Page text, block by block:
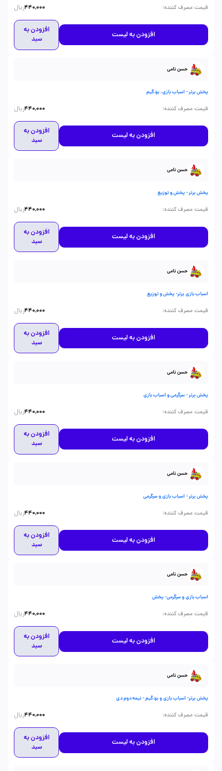
قیمت مصرف کننده:
440,000ریال
افزودن به لیست
افزودن به
سبد
حسن نامی
پخش برتر - اسباب بازی، بردگیم
قیمت مصرف کننده:
440,000ریال
افزودن به لیست
افزودن به
سبد
حسن نامی
پخش برتر - پخش و توزیع
قیمت مصرف کننده:
440,000ریال
افزودن به لیست
افزودن به
سبد
حسن نامی
اسباب بازی برتر- پخش و توزیع
قیمت مصرف کننده:
440,000ریال
افزودن به لیست
افزودن به
سبد
حسن نامی
پخش برتر - سرگرمی و اسباب بازی
قیمت مصرف کننده:
440,000ریال
افزودن به لیست
افزودن به
سبد
حسن نامی
پخش برتر - اسباب بازی و سرگرمی
قیمت مصرف کننده:
440,000ریال
افزودن به لیست
افزودن به
سبد
حسن نامی
اسباب بازی و سرگرمی- پخش
قیمت مصرف کننده:
440,000ریال
افزودن به لیست
افزودن به
سبد
حسن نامی
پخش برتر- اسباب بازی و بردگیم - نیمه دوم دی
قیمت مصرف کننده:
440,000ریال
افزودن به لیست
افزودن به
سبد